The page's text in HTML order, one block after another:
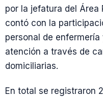
por la jefatura del Área
contó con la
personal de
atención a través de
domiciliarias.
En total se registraron